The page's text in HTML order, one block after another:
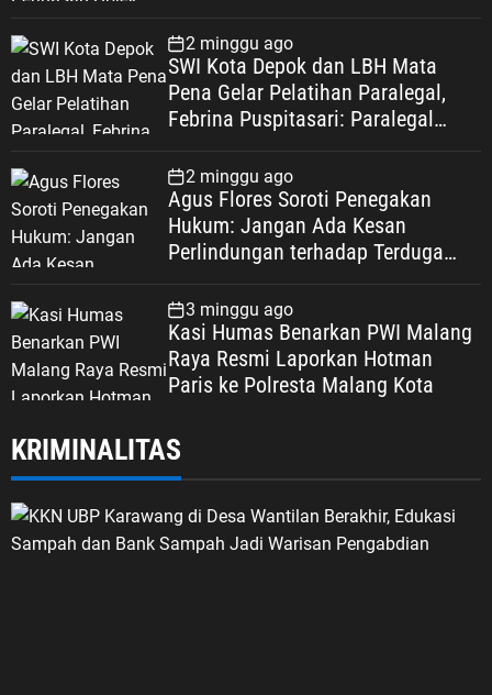
2 minggu ago
SWI Kota Depok dan LBH Mata
Pena Gelar Pelatihan Paralegal,
Febrina Puspitasari: Paralegal
Keadilan Warga Depok
2 minggu ago
Agus Flores Soroti Penegakan
Hukum: Jangan Ada Kesan
Perlindungan terhadap Terduga
Dipertaruhkan
3 minggu ago
Kasi Humas Benarkan PWI Malang
Raya Resmi Laporkan Hotman
Paris ke Polresta Malang Kota
KRIMINALITAS